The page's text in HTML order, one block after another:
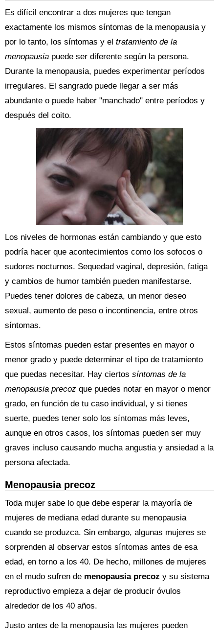
Es difícil encontrar a dos mujeres que tengan
exactamente los mismos síntomas de la menopausia y
por lo tanto, los síntomas y el tratamiento de la
menopausia puede ser diferente según la persona.
Durante la menopausia, puedes experimentar períodos
irregulares. El sangrado puede llegar a ser más
abundante o puede haber "manchado" entre períodos y
después del coito.
Los niveles de hormonas están cambiando y que esto
podría hacer que acontecimientos como los sofocos o
sudores nocturnos. Sequedad vaginal, depresión, fatiga
y cambios de humor también pueden manifestarse.
Puedes tener dolores de cabeza, un menor deseo
sexual, aumento de peso o incontinencia, entre otros
síntomas.
Estos síntomas pueden estar presentes en mayor o
menor grado y puede determinar el tipo de tratamiento
que puedas necesitar. Hay ciertos síntomas de la
menopausia precoz que puedes notar en mayor o menor
grado, en función de tu caso individual, y si tienes
suerte, puedes tener solo los síntomas más leves,
aunque en otros casos, los síntomas pueden ser muy
graves incluso causando mucha angustia y ansiedad a la
persona afectada.
Menopausia precoz
Toda mujer sabe lo que debe esperar la mayoría de
mujeres de mediana edad durante su menopausia
cuando se produzca. Sin embargo, algunas mujeres se
sorprenden al observar estos síntomas antes de esa
edad, en torno a los 40. De hecho, millones de mujeres
en el mudo sufren de menopausia precoz y su sistema
reproductivo empieza a dejar de producir óvulos
alrededor de los 40 años.
Justo antes de la menopausia las mujeres pueden